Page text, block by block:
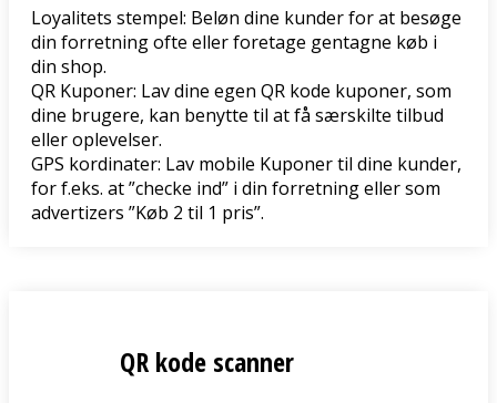
Loyalitets stempel: Beløn dine kunder for at besøge
din forretning ofte eller foretage gentagne køb i
din shop.
QR Kuponer: Lav dine egen QR kode kuponer, som
dine brugere, kan benytte til at få særskilte tilbud
eller oplevelser.
GPS kordinater: Lav mobile Kuponer til dine kunder,
for f.eks. at ”checke ind” i din forretning eller som
advertizers ”Køb 2 til 1 pris”.
QR kode scanner